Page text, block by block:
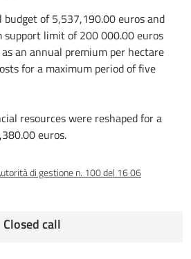
of 5,537,190.00 euros and
support limit of 200 000.00 euros
an annual premium per hectare
for a maximum period of five
resources were reshaped for a
euros.
di gestione n. 100 del 16 06
Closed call